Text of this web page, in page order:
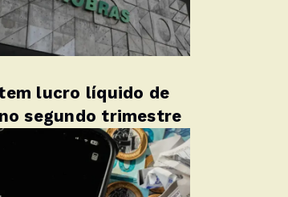
lucro líquido de
segundo trimestre